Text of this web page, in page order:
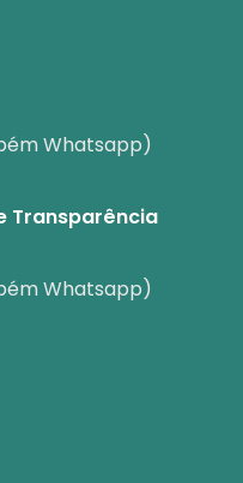
Whatsapp)
Transparência
Whatsapp)